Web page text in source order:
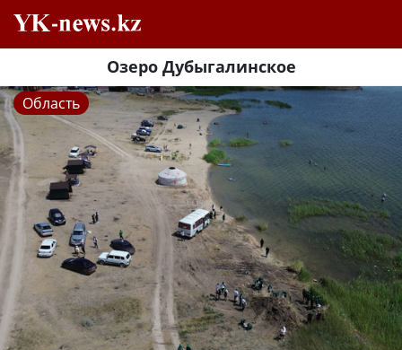
Озеро Дубыгалинское
Область